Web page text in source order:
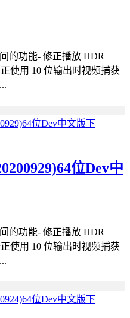
的功能- 修正播放 HDR
使用 10 位输出时视频捕获
位Dev中
的功能- 修正播放 HDR
使用 10 位输出时视频捕获